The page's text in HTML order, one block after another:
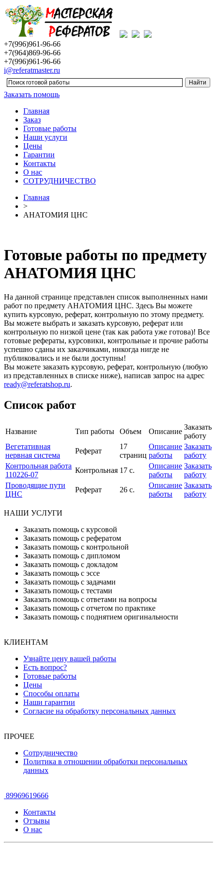
+7(996)961-96-66
+7(964)869-96-66
+7(996)961-96-66
i@referatmaster.ru
Заказать помощь
Главная
Заказ
Готовые работы
Наши услуги
Цены
Гарантии
Контакты
О нас
СОТРУДНИЧЕСТВО
Главная
>
АНАТОМИЯ ЦНС
Готовые работы по предмету
АНАТОМИЯ ЦНС
На данной странице представлен список выполненных нами
работ по предмету АНАТОМИЯ ЦНС. Здесь Вы можете
купить курсовую, реферат, контрольную по этому предмету.
Вы можете выбрать и заказать курсовую, реферат или
контрольную по низкой цене (так как работа уже готова)! Все
готовые рефераты, курсовики, контрольные и прочие работы
успешно сданы их заказчиками, никогда нигде не
публиковались и не были доступны!
Вы можете заказать курсовую, реферат, контрольную (любую
из представленных в списке ниже), написав запрос на адрес
ready@referatshop.ru.
Список работ
Название Тип работы Объем Описание
Заказать
работу
Вегетативная
нервная система
Реферат
17
страниц
Описание
работы
Заказать
работу
Контрольная работа
110226-07
Контрольная 17 с.
Описание
работы
Заказать
работу
Проводящие пути
ЦНС
Реферат 26 с.
Описание
работы
Заказать
работу
НАШИ УСЛУГИ
Заказать помощь с курсовой
Заказать помощь с рефератом
Заказать помощь с контрольной
Заказать помощь с дипломом
Заказать помощь с докладом
Заказать помощь с эссе
Заказать помощь с задачами
Заказать помощь с тестами
Заказать помощь с ответами на вопросы
Заказать помощь с отчетом по практике
Заказать помощь с поднятием оригинальности
КЛИЕНТАМ
Узнайте цену вашей работы
Есть вопрос?
Готовые работы
Цены
Способы оплаты
Наши гарантии
Согласие на обработку персональных данных
ПРОЧЕЕ
Сотрудничество
Политика в отношении обработки персональных
данных
89969619666
Контакты
Отзывы
О нас